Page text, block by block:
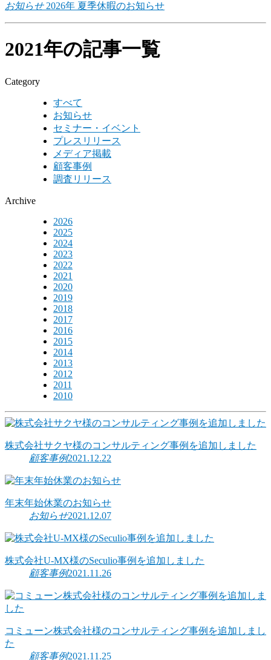
お知らせ2026年 夏季休暇のお知らせ
2021年の記事一覧
Category
すべて
お知らせ
セミナー・イベント
プレスリリース
メディア掲載
顧客事例
調査リリース
Archive
2026
2025
2024
2023
2022
2021
2020
2019
2018
2017
2016
2015
2014
2013
2012
2011
2010
株式会社サクヤ様のコンサルティング事例を追加しました
顧客事例2021.12.22
年末年始休業のお知らせ
お知らせ2021.12.07
株式会社U-MX様のSeculio事例を追加しました
顧客事例2021.11.26
コミューン株式会社様のコンサルティング事例を追加しまし
た
顧客事例2021.11.25